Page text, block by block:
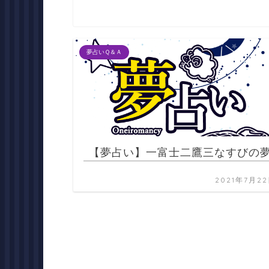
夢占いＱ＆Ａ
【夢占い】一富士二鷹三なすびの
2021年7月22